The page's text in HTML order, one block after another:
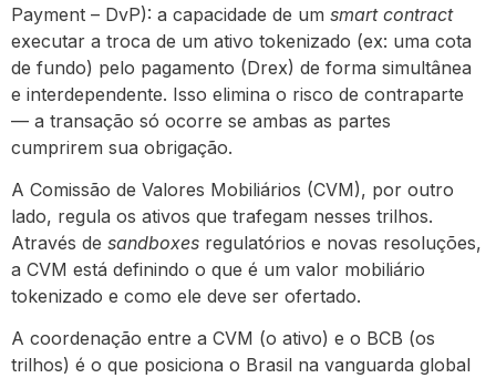
Payment – DvP): a capacidade de um smart contract
executar a troca de um ativo tokenizado (ex: uma cota
de fundo) pelo pagamento (Drex) de forma simultânea
e interdependente. Isso elimina o risco de contraparte
— a transação só ocorre se ambas as partes
cumprirem sua obrigação.
A Comissão de Valores Mobiliários (CVM), por outro
lado, regula os ativos que trafegam nesses trilhos.
Através de sandboxes regulatórios e novas resoluções,
a CVM está definindo o que é um valor mobiliário
tokenizado e como ele deve ser ofertado.
A coordenação entre a CVM (o ativo) e o BCB (os
trilhos) é o que posiciona o Brasil na vanguarda global